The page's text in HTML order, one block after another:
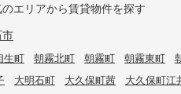
のエリアから賃貸物件を探す
市
生町 朝霧北町 朝霧町 朝霧東町
大明石町 大久保町茜 大久保町江